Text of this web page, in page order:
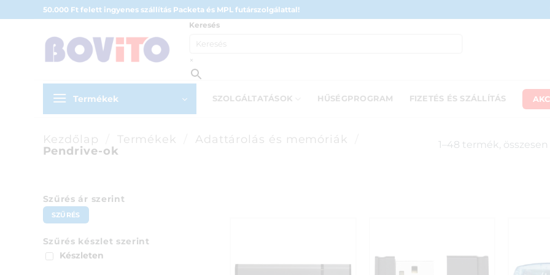
to
50.000 Ft felett ingyenes szállítás Packeta és MPL futárszolgálattal!
Keresés
×
Termékek SZOLGÁLTATÁSOK HŰSÉGPROGRAM FIZETÉS ÉS SZÁLLÍTÁS
Kezdőlap Termékek Adattárolás és memóriák
Pendrive-ok
1–48 termék,
Szűrés ár szerint
Min
Max
SZŰRÉS
Szűrés készlet szerint
Készleten